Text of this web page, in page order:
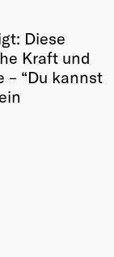
Diese
Kraft und
– “Du kannst